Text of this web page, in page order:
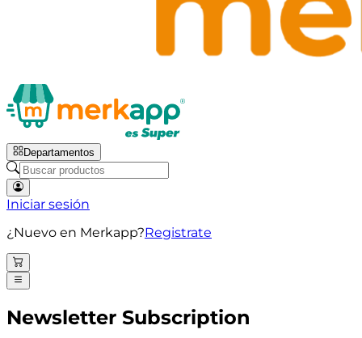
Departamentos
Iniciar sesión
¿Nuevo en Merkapp?Registrate
Newsletter Subscription